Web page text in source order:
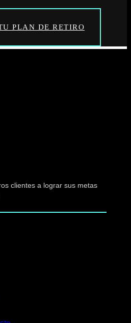
PLAN DE RETIRO
clientes a lograr sus metas